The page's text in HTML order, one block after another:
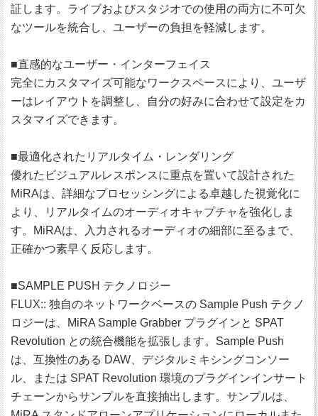
証します。ライブおよびスタジオでの使用の両方に不可欠
なツールを統合し、ユーザーの負担を軽減します。
■直感的なユーザー・インターフェイス
完全にカスタマイズ可能なワークスペースにより、ユーザ
ーはレイアウトを調整し、自分の好みに合わせて設定をカ
スタマイズできます。
■最適化されたリアルタイム・レンダリング
優れたビジュアルレスポンスに重点を置いて設計された
MiRAは、詳細なプロセッシングによる卓越した視覚化に
より、リアルタイムのオーディオキャプチャを強化しま
す。MiRAは、入力されるオーディオの細部に至るまで、
正確かつ素早く反応します。
■SAMPLE PUSH テクノロジー
FLUX:: 独自のネットワークベースの Sample Push テクノ
ロジーは、MiRA Sample Grabber プラグインと SPAT
Revolution との統合機能を拡張します。Sample Push
は、互換性のある DAW、デジタルミキシングコンソー
ル、または SPAT Revolution 環境のプラグインインサート
チェーンからサンプルを直接抽出します。サンプルは、